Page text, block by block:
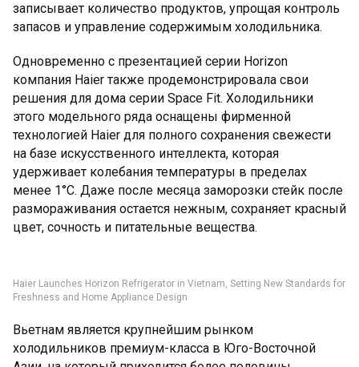
записывает количество продуктов, упрощая контроль
запасов и управление содержимым холодильника.
Одновременно с презентацией серии Horizon
компания Haier также продемонстрировала свои
решения для дома серии Space Fit. Холодильники
этого модельного ряда оснащены фирменной
технологией Haier для полного сохранения свежести
на базе искусственного интеллекта, которая
удерживает колебания температуры в пределах
менее 1°C. Даже после месяца заморозки стейк после
размораживания остается нежным, сохраняет красный
цвет, сочность и питательные вещества.
Haier Launches Horizon Refrigerator in Vietnam, Setting New Standards for
Freshness and Home Appliance Design
Вьетнам является крупнейшим рынком
холодильников премиум-класса в Юго-Восточной